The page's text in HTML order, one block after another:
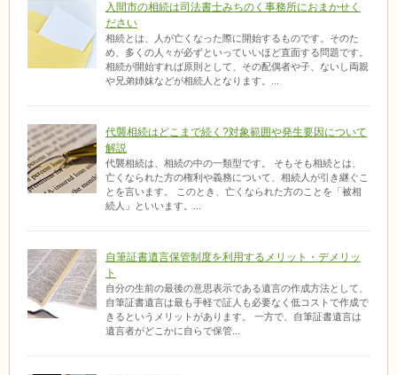
入間市の相続は司法書士みちのく事務所におまかせく
ださい
相続とは、人が亡くなった際に開始するものです。そのた
め、多くの人々が必ずといっていいほど直面する問題です。
相続が開始すれば原則として、その配偶者や子、ないし両親
や兄弟姉妹などが相続人となります。...
代襲相続はどこまで続く?対象範囲や発生要因について
解説
代襲相続は、相続の中の一類型です。 そもそも相続とは、
亡くなられた方の権利や義務について、相続人が引き継ぐこ
とを言います。 このとき、亡くなられた方のことを「被相
続人」といいます。...
自筆証書遺言保管制度を利用するメリット・デメリッ
ト
自分の生前の最後の意思表示である遺言の作成方法として、
自筆証書遺言は最も手軽で証人も必要なく低コストで作成で
きるというメリットがあります。 一方で、自筆証書遺言は
遺言者がどこかに自らで保管...